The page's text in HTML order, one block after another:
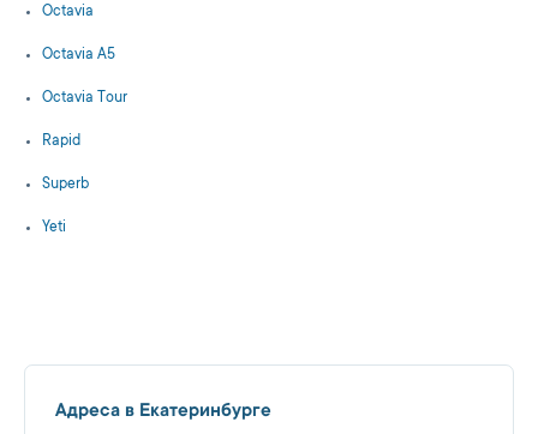
Octavia
Octavia A5
Octavia Tour
Rapid
Superb
Yeti
Адреса в Екатеринбурге